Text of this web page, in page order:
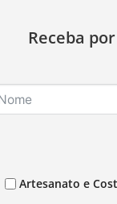
Receba
Artesanato e